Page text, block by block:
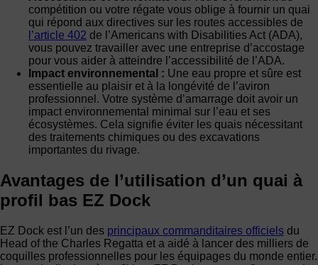
compétition ou votre régate vous oblige à fournir un quai
qui répond aux directives sur les routes accessibles de
l’article 402 de l’Americans with Disabilities Act (ADA),
vous pouvez travailler avec une entreprise d’accostage
pour vous aider à atteindre l’accessibilité de l’ADA.
Impact environnemental : Une eau propre et sûre est
essentielle au plaisir et à la longévité de l’aviron
professionnel. Votre système d’amarrage doit avoir un
impact environnemental minimal sur l’eau et ses
écosystèmes. Cela signifie éviter les quais nécessitant
des traitements chimiques ou des excavations
importantes du rivage.
Avantages de l’utilisation d’un quai à
profil bas EZ Dock
EZ Dock est l’un des principaux commanditaires officiels du
Head of the Charles Regatta et a aidé à lancer des milliers de
coquilles professionnelles pour les équipages du monde entier.